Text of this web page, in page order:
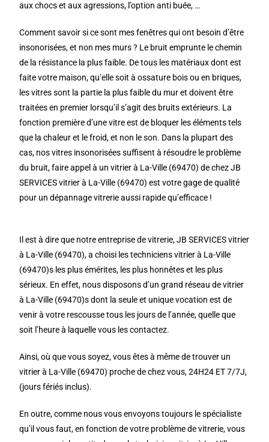
aux chocs et aux agressions, l’option anti buée, …
Comment savoir si ce sont mes fenêtres qui ont besoin d’être
insonorisées, et non mes murs ? Le bruit emprunte le chemin
de la résistance la plus faible. De tous les matériaux dont est
faite votre maison, qu’elle soit à ossature bois ou en briques,
les vitres sont la partie la plus faible du mur et doivent être
traitées en premier lorsqu’il s’agit des bruits extérieurs. La
fonction première d’une vitre est de bloquer les éléments tels
que la chaleur et le froid, et non le son. Dans la plupart des
cas, nos vitres insonorisées suffisent à résoudre le problème
du bruit, faire appel à un vitrier à La-Ville (69470) de chez JB
SERVICES vitrier à La-Ville (69470) est votre gage de qualité
pour un dépannage vitrerie aussi rapide qu’efficace !
Il est à dire que notre entreprise de vitrerie, JB SERVICES vitrier
à La-Ville (69470), a choisi les techniciens vitrier à La-Ville
(69470)s les plus émérites, les plus honnêtes et les plus
sérieux. En effet, nous disposons d’un grand réseau de vitrier
à La-Ville (69470)s dont la seule et unique vocation est de
venir à votre rescousse tous les jours de l’année, quelle que
soit l’heure à laquelle vous les contactez.
Ainsi, où que vous soyez, vous êtes à même de trouver un
vitrier à La-Ville (69470) proche de chez vous, 24H24 ET 7/7J,
(jours fériés inclus).
En outre, comme nous vous envoyons toujours le spécialiste
qu’il vous faut, en fonction de votre problème de vitrerie, vous